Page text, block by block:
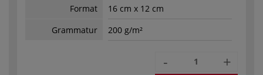
Format
16 cm x 12 cm
Grammatur
200 g/m²
- +